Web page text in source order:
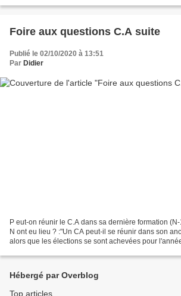
Foire aux questions C.A suite
Publié le 02/10/2020 à 13:51
Par Didier
P eut-on réunir le C.A dans sa dernière formation
N ont eu lieu ? :"Un CA peut-il se réunir dans son
alors que les élections se sont achevées pour
Hébergé par Overblog
Top articles